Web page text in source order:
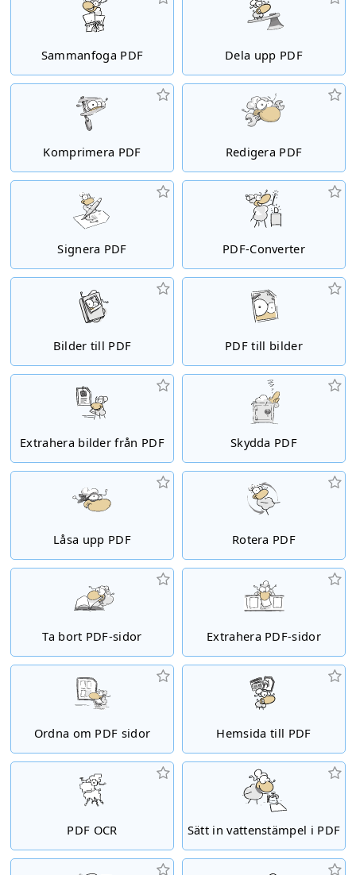
Sammanfoga PDF Dela upp PDF
Komprimera PDF Redigera PDF
Signera PDF PDF-Converter
Bilder till PDF PDF till bilder
Extrahera bilder från PDF Skydda PDF
Låsa upp PDF Rotera PDF
Ta bort PDF-sidor Extrahera PDF-sidor
Ordna om PDF sidor Hemsida till PDF
PDF OCR Sätt in vattenstämpel i PDF